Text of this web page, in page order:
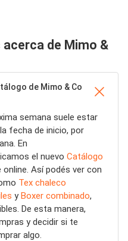
de Mimo &
de Mimo & Co
semana suele estar
fecha de inicio, por
En
el nuevo Catálogo
Así podés ver con
Tex chaleco
yBoxer combinado,
De esta manera,
y decidir si te
algo.